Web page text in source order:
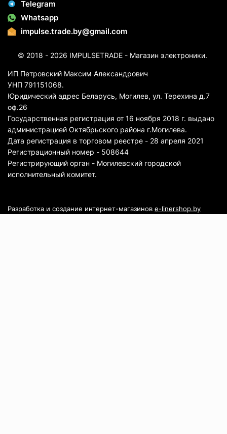
Telegram
Whatsapp
impulse.trade.by@gmail.com
© 2018 - 2026 IMPULSETRADE - Магазин электроники.
ИП Петровский Максим Александрович
УНП 791151068.
Юридический адрес Беларусь, Могилев, ул. Терехина д.7
оф.26
Государственная регистрация от 16 ноября 2018 г. выдано
администрацией Октябрьского района г.Могилева.
Дата регистрация в торговом реестре - 28 апреля 2021
Регистрационный номер - 508644
Регистрирующий орган - Могилевский городской
исполнительный комитет.
Разработка и создание интернет-магазинов e-linershop.by